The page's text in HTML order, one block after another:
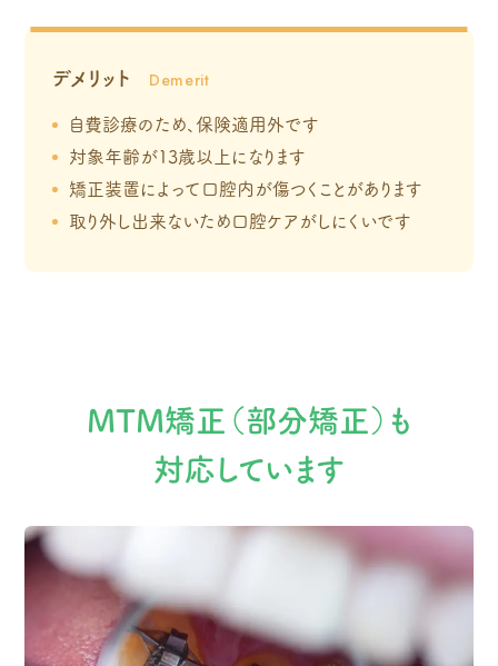
デメリット
自費診療のため、保険適用外です
対象年齢が13歳以上になります
矯正装置によって口腔内が傷つくことがあります
取り外し出来ないため口腔ケアがしにくいです
MTM矯正（部分矯正）も
対応しています